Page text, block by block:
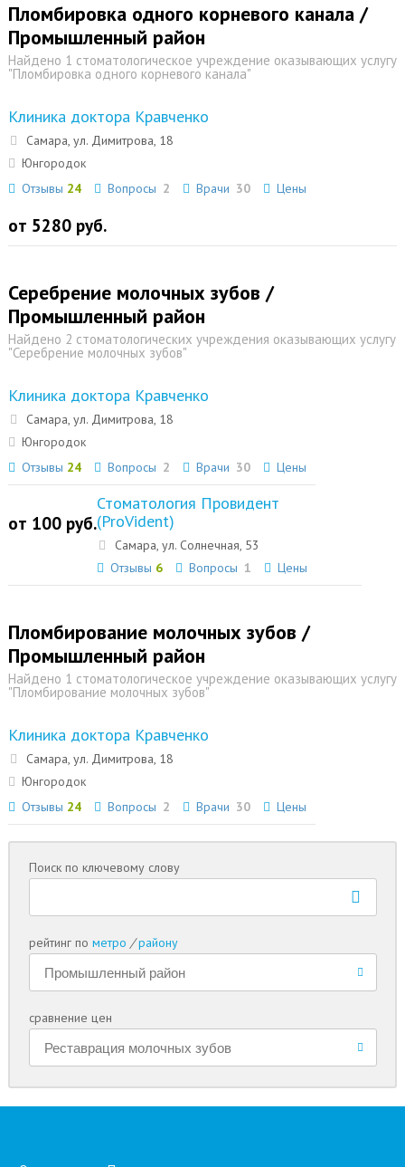
Пломбировка одного корневого канала /
Промышленный район
Найдено 1 стоматологическое учреждение оказывающих услугу
"Пломбировка одного корневого канала"
Клиника доктора Кравченко
Самара, ул. Димитрова, 18
Юнгородок
Отзывы 24 Вопросы 2 Врачи 30 Цены
от 5280 руб.
Серебрение молочных зубов /
Промышленный район
Найдено 2 стоматологических учреждения оказывающих услугу
"Серебрение молочных зубов"
Клиника доктора Кравченко
Самара, ул. Димитрова, 18
Юнгородок
Отзывы 24 Вопросы 2 Врачи 30 Цены
Стоматология Провидент
(ProVident)
Самара, ул. Солнечная, 53
Отзывы 6 Вопросы 1 Цены
от 100 руб.
Пломбирование молочных зубов /
Промышленный район
Найдено 1 стоматологическое учреждение оказывающих услугу
"Пломбирование молочных зубов"
Клиника доктора Кравченко
Самара, ул. Димитрова, 18
Юнгородок
Отзывы 24 Вопросы 2 Врачи 30 Цены
Поиск по ключевому слову
рейтинг пометро / району
сравнение цен